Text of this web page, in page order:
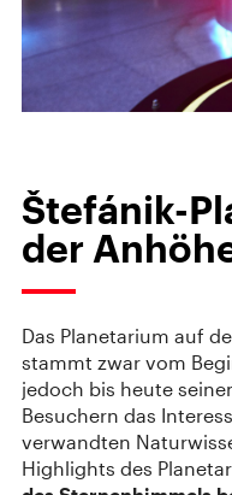
Štefánik-
der
Das Planetarium auf
stammt zwar vom
jedoch bis heute
Besuchern das
verwandten
Highlights des